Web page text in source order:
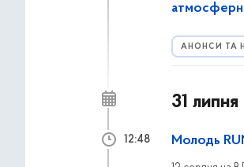
АНОНСИ ТА
31
Молодь
12:48